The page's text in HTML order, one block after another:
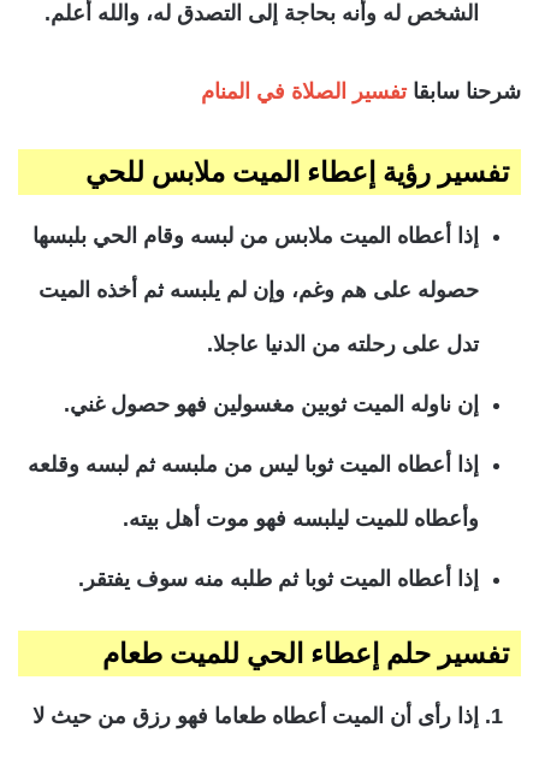
الشخص له وأنه بحاجة إلى التصدق له، والله أعلم.
شرحنا سابقاتفسير الصلاة في المنام
تفسير رؤية إعطاء الميت ملابس للحي
إذا أعطاه الميت ملابس من لبسه وقام الحي بلبسها
حصوله على هم وغم، وإن لم يلبسه ثم أخذه الميت
تدل على رحلته من الدنيا عاجلا.
إن ناوله الميت ثوبين مغسولين فهو حصول غني.
إذا أعطاه الميت ثوبا ليس من ملبسه ثم لبسه وقلعه
وأعطاه للميت ليلبسه فهو موت أهل بيته.
إذا أعطاه الميت ثوبا ثم طلبه منه سوف يفتقر.
تفسير حلم إعطاء الحي للميت طعام
إذا رأى أن الميت أعطاه طعاما فهو رزق من حيث لا